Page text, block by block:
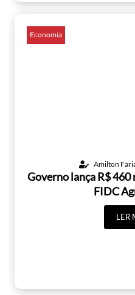
Economia
Amilton
Governo lança R$
FIDC
LER